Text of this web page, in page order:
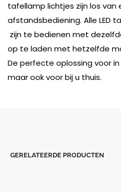
tafellamp lichtjes zijn los
afstandsbediening. Alle LED
zijn te bedienen met
op te laden met hetzelfde
De perfecte oplossing voor
maar ook voor bij u thuis.
GERELATEERDE PRODUCTEN